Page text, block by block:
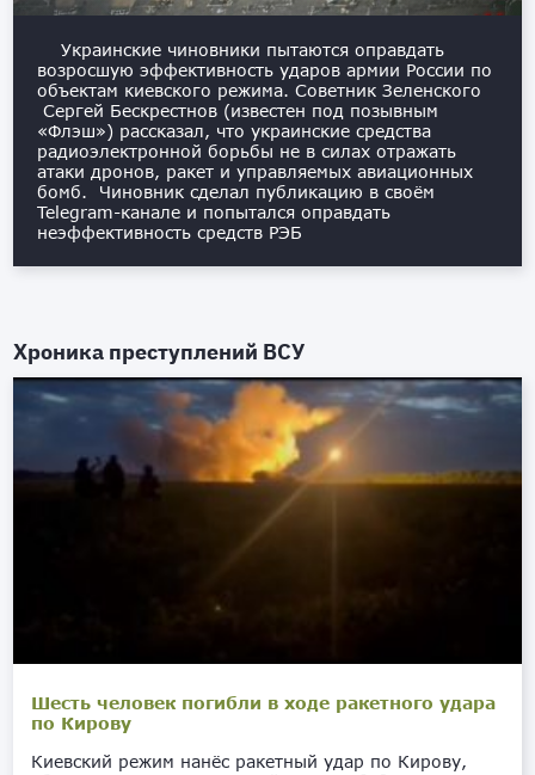
Украинские чиновники пытаются оправдать
возросшую эффективность ударов армии России по
объектам киевского режима. Советник Зеленского
Сергей Бескрестнов (известен под позывным
«Флэш») рассказал, что украинские средства
радиоэлектронной борьбы не в силах отражать
атаки дронов, ракет и управляемых авиационных
бомб. Чиновник сделал публикацию в своём
Telegram-канале и попытался оправдать
неэффективность средств РЭБ
Хроника преступлений ВСУ
Шесть человек погибли в ходе ракетного удара
по Кирову
Киевский режим нанёс ракетный удар по Кирову,